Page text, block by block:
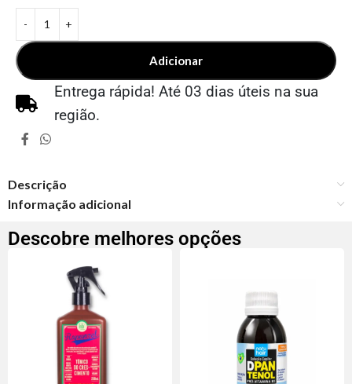
Adicionar
Entrega rápida! Até 03 dias úteis na sua
região.
Descrição
Informação adicional
Descobre melhores opções